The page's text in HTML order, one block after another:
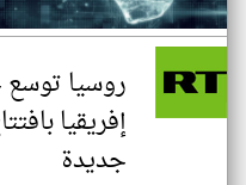
روسيا
جديدة